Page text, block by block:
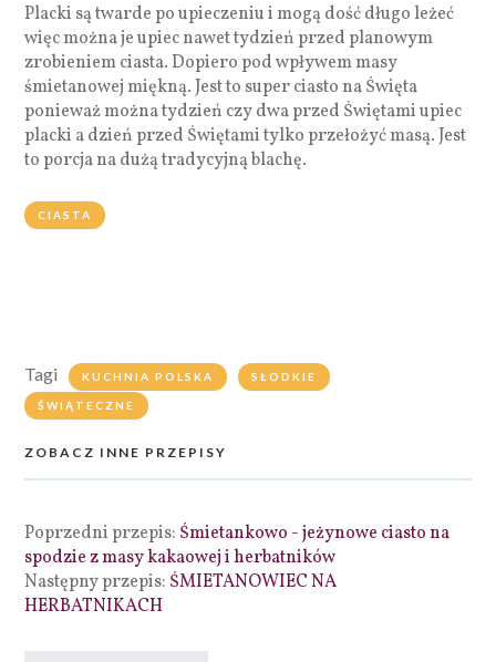
Placki są twarde po upieczeniu i mogą dość długo leżeć
więc można je upiec nawet tydzień przed planowym
zrobieniem ciasta. Dopiero pod wpływem masy
śmietanowej miękną. Jest to super ciasto na Święta
ponieważ można tydzień czy dwa przed Świętami upiec
placki a dzień przed Świętami tylko przełożyć masą. Jest
to porcja na dużą tradycyjną blachę.
CIASTA
Tagi KUCHNIA POLSKA SŁODKIE
ŚWIĄTECZNE
ZOBACZ INNE PRZEPISY
Poprzedni przepis: Śmietankowo - jeżynowe ciasto na
spodzie z masy kakaowej i herbatników
Następny przepis: ŚMIETANOWIEC NA
HERBATNIKACH